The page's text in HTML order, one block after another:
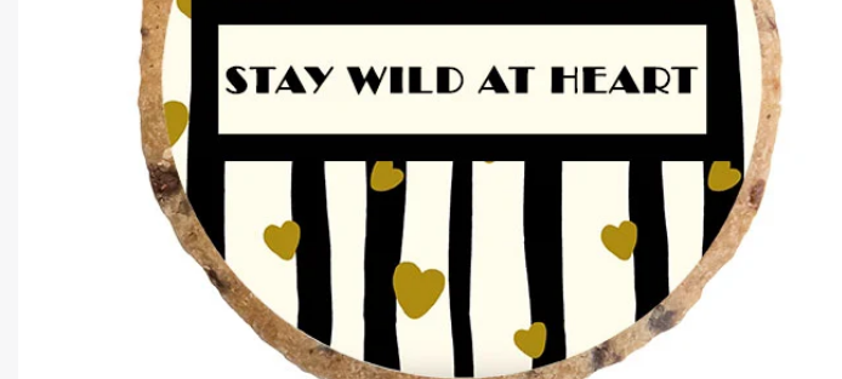
Platz für Plätzchen: 5 Fakten zu
Weihnachtsgebäck
Sind Plätzchen
KEKSE?
How To:
MotivKEKS-
Designer